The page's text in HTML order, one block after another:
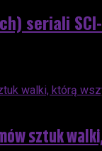
seriali
sztuk